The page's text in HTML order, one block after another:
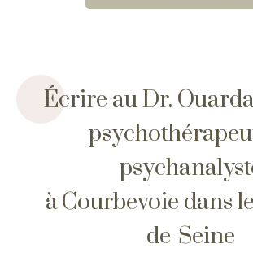
Écrire au Dr.
à Courbevoie dans
de-Seine